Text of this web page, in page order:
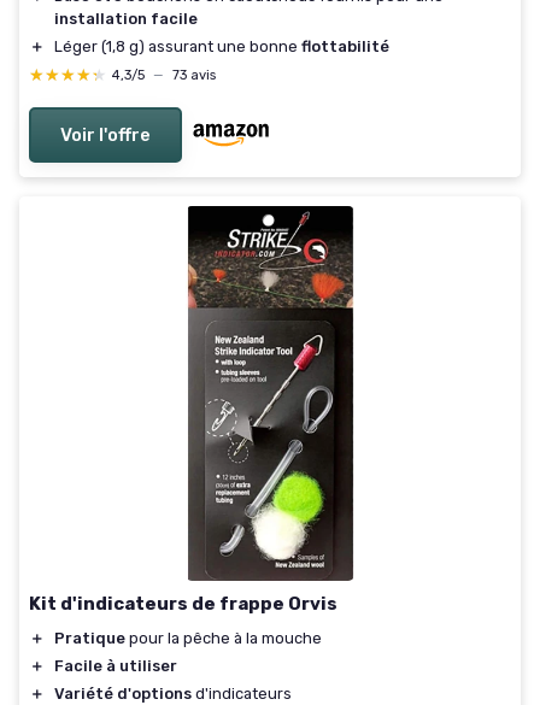
installation facile
＋
Léger (1,8 g) assurant une bonne flottabilité
★★★★★
★★★★★ 4,3/5 — 73 avis
Voir l'offre
Kit d'indicateurs de frappe Orvis
＋ Pratique pour la pêche à la mouche
＋
Facile à utiliser
＋
Variété d'options d'indicateurs